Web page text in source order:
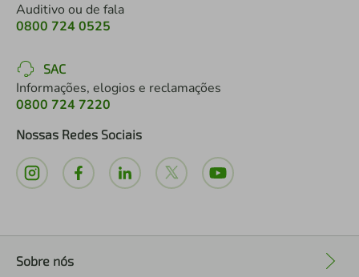
Auditivo ou de fala
0800 724 0525
SAC
Informações, elogios e reclamações
0800 724 7220
Nossas Redes Sociais
Sobre nós